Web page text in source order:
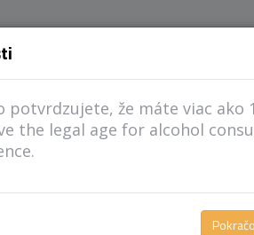
REFERENCIE STRUČNE O KOŇAKU
že máte viac ako
the legal age for alcohol